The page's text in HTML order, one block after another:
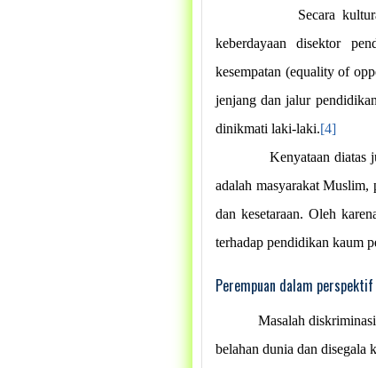
Secara
keberdayaan disektor
kesempatan (equality of
jenjang dan jalur
dinikmati laki-laki.[4]
Kenyataan diatas
adalah masyarakat Muslim,
dan kesetaraan. Oleh
terhadap pendidikan kaum
Perempuan dalam perspektif
Masalah
belahan dunia dan disegala